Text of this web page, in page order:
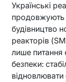
Українські
продовжують
будівництво
реакторів
лише питання
безпеки:
відновлювати